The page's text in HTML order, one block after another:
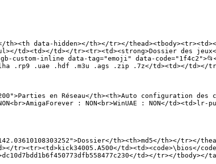
data-hidden></th></tr></
td></tr><tr><td><strong>Dossier des
custom-inline data-tag="emoji" data-
.rp9 .uae .hdf .m3u .ags .zip .7z</td><td></td></
en Réseau</th><th>Auto configuration
: NON<br>WinUAE : NON</td><td>lr-
th><th>md5</th></tr></
tr><tr><td>kick34005.A500</td><td><code>\bios</
td></tr></tbody></